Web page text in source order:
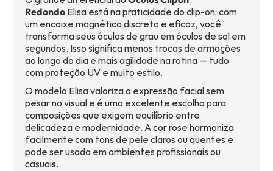
Redondo Elisa está na praticidade do clip-on: com
um encaixe magnético discreto e eficaz, você
transforma seus óculos de grau em óculos de sol em
segundos. Isso significa menos trocas de armações
ao longo do dia e mais agilidade na rotina — tudo
com proteção UV e muito estilo.
O modelo Elisa valoriza a expressão facial sem
pesar no visual e é uma excelente escolha para
composições que exigem equilíbrio entre
delicadeza e modernidade. A cor rose harmoniza
facilmente com tons de pele claros ou quentes e
pode ser usada em ambientes profissionais ou
casuais.